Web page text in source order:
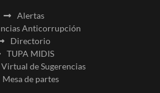
Alertas
Anticorrupción
Directorio
TUPA MIDIS
de Sugerencias
Mesa de partes